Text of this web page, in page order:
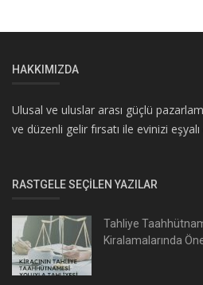
HAKKIMIZDA
Ulusal ve uluslar arası güçlü
ve düzenli gelir fırsatı ile evinizi
RASTGELE SEÇILEN YAZILAR
Tahliye
Kiralamalarında